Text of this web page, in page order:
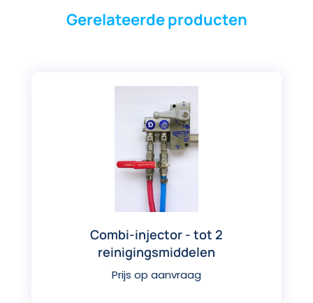
Gerelateerde producten
Combi-injector - tot 2
reinigingsmiddelen
Prijs op aanvraag